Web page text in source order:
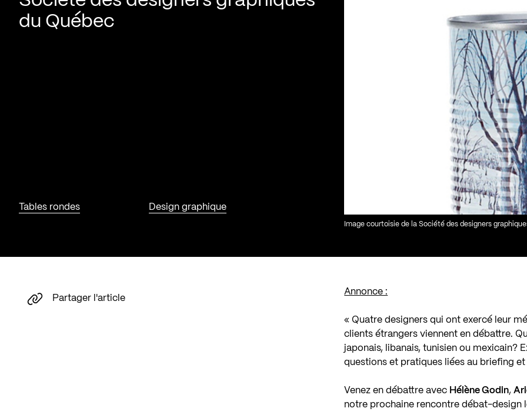
du Québec
Tables rondes Design graphique
Image courtoisie de la Société des designers
Annonce :
« Quatre designers qui ont exercé leur
clients étrangers viennent en débattre.
japonais, libanais, tunisien ou mexicain?
questions et pratiques liées au briefing
Venez en débattre avec Hélène Godin,
notre prochaine rencontre débat-design
Partager l'article